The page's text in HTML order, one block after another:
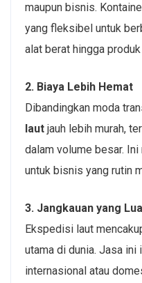
maupun bisnis.
yang fleksibel untuk
alat berat hingga
2. Biaya Lebih Hemat
Dibandingkan moda
laut jauh lebih murah,
dalam volume besar.
untuk bisnis yang rutin
3. Jangkauan yang
Ekspedisi laut
utama di dunia. Jasa ini
internasional atau